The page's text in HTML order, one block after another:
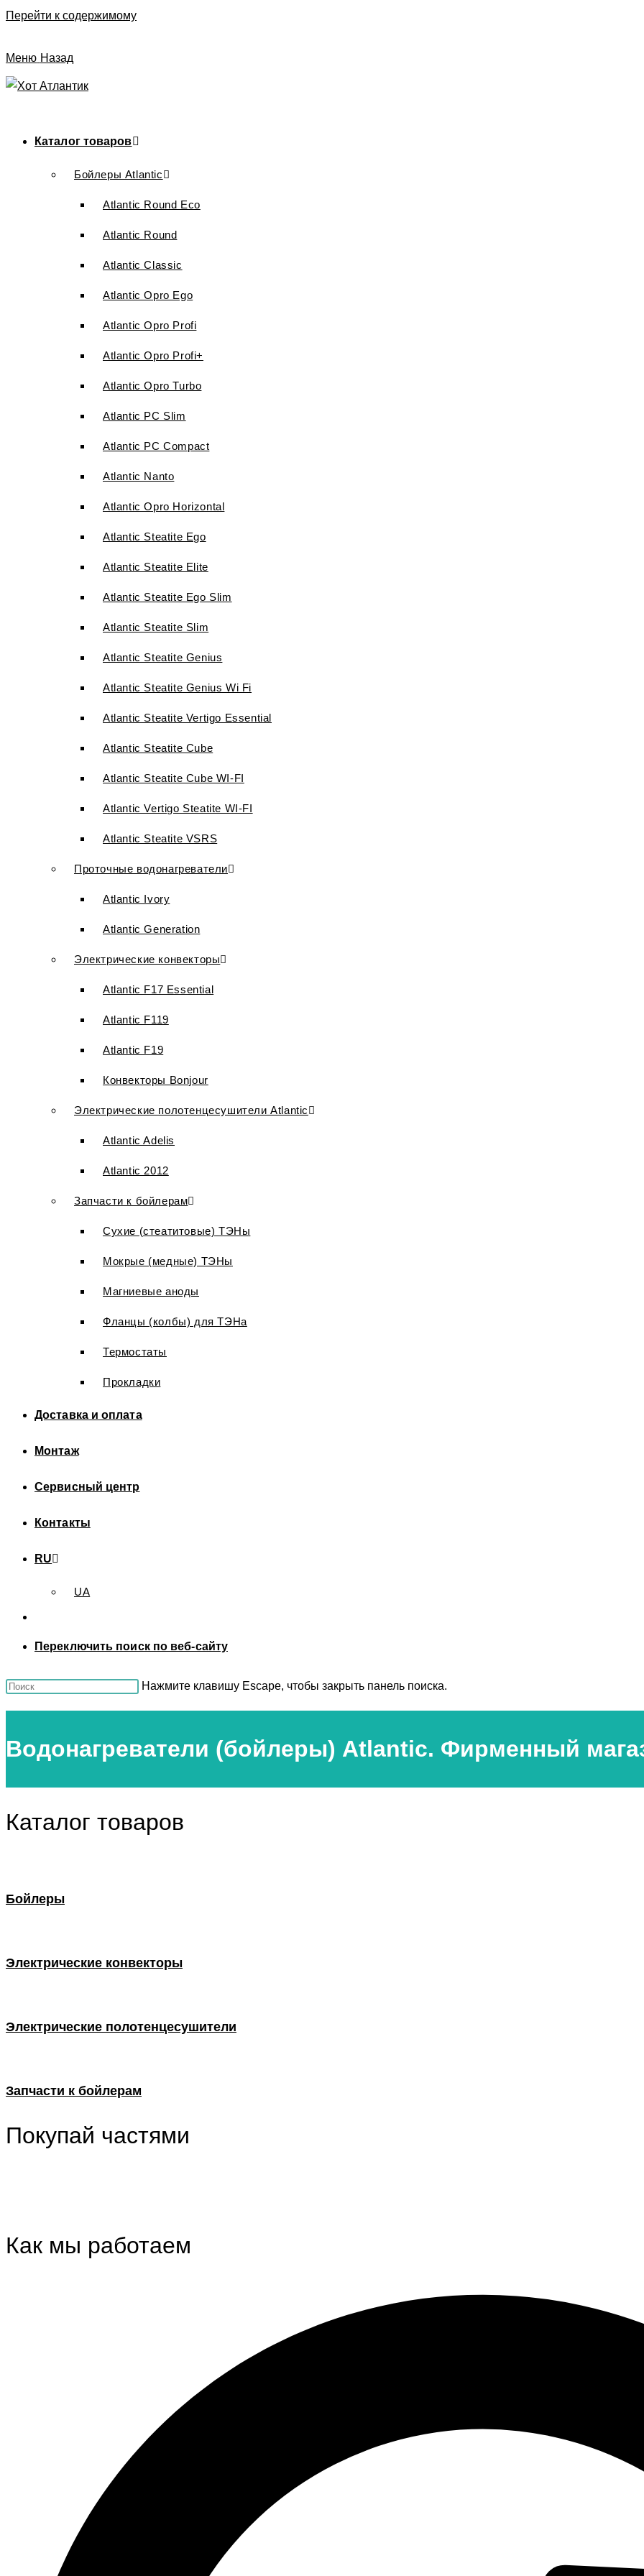
Перейти к содержимому
Меню Назад
Каталог товаров
Бойлеры Atlantic
Atlantic Round Eco
Atlantic Round
Atlantic Classic
Atlantic Opro Ego
Atlantic Opro Profi
Atlantic Opro Profi+
Atlantic Opro Turbo
Atlantic PC Slim
Atlantic PC Compact
Atlantic Nanto
Atlantic Opro Horizontal
Atlantic Steatite Ego
Atlantic Steatite Elite
Atlantic Steatite Ego Slim
Atlantic Steatite Slim
Atlantic Steatite Genius
Atlantic Steatite Genius Wi Fi
Atlantic Steatite Vertigo Essential
Atlantic Steatite Cube
Atlantic Steatite Cube WI-FI
Atlantic Vertigo Steatite WI-FI
Atlantic Steatite VSRS
Проточные водонагреватели
Atlantic Ivory
Atlantic Generation
Электрические конвекторы
Atlantic F17 Essential
Atlantic F119
Atlantic F19
Конвекторы Bonjour
Электрические полотенцесушители Atlantic
Atlantic Adelis
Atlantic 2012
Запчасти к бойлерам
Сухие (стеатитовые) ТЭНы
Мокрые (медные) ТЭНы
Магниевые аноды
Фланцы (колбы) для ТЭНа
Термостаты
Прокладки
Доставка и оплата
Монтаж
Сервисный центр
Контакты
RU
UA
Переключить поиск по веб-сайту
Нажмите клавишу Escape, чтобы закрыть панель поиска.
Водонагреватели (бойлеры) Atlantic. Фирменный
Каталог товаров
Бойлеры
Электрические конвекторы
Электрические полотенцесушители
Запчасти к бойлерам
Покупай частями
Как мы работаем